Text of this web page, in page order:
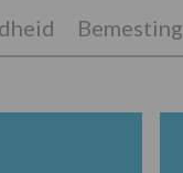
Bemesting